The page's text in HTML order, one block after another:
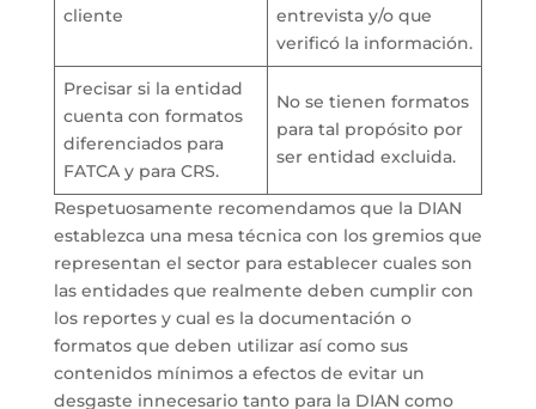
cliente
entrevista y/o que
verificó la información.
Precisar si la entidad
cuenta con formatos
diferenciados para
FATCA y para CRS.
No se tienen formatos
para tal propósito por
ser entidad excluida.
Respetuosamente recomendamos que la DIAN
establezca una mesa técnica con los gremios que
representan el sector para establecer cuales son
las entidades que realmente deben cumplir con
los reportes y cual es la documentación o
formatos que deben utilizar así como sus
contenidos mínimos a efectos de evitar un
desgaste innecesario tanto para la DIAN como